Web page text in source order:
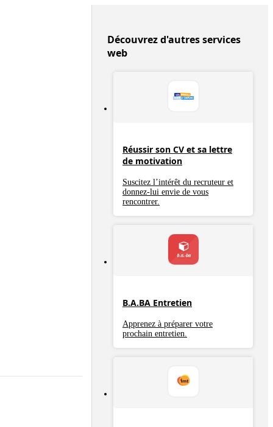
Découvrez d'autres services
web
Réussir son CV et sa lettre
de motivation
Suscitez l’intérêt du recruteur et
donnez-lui envie de vous
rencontrer.
B.A.BA Entretien
Apprenez à préparer votre
prochain entretien.